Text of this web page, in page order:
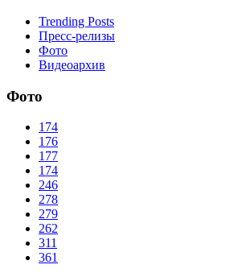
Trending Posts
Пресс-релизы
Фото
Видеоархив
Фото
174
176
177
174
246
278
279
262
311
361